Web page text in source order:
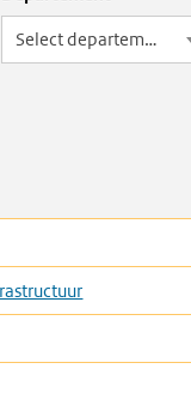
Select departement